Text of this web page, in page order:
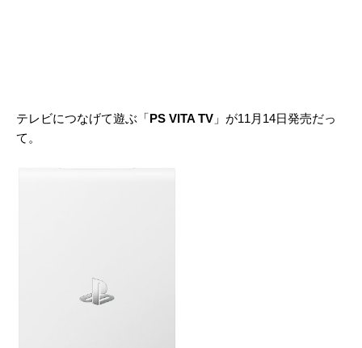
テレビにつなげて遊ぶ「 PS VITA TV 」が11月14日発売だっ
て。